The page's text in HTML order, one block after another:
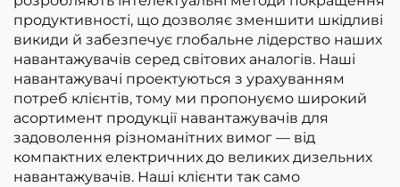
продуктивності, що дозволяє зменшити шкідливі
викиди й забезпечує глобальне лідерство наших
навантажувачів серед світових аналогів. Наші
навантажувачі проектуються з урахуванням
потреб клієнтів, тому ми пропонуємо широкий
асортимент продукції навантажувачів для
задоволення різноманітних вимог — від
компактних електричних до великих дизельних
навантажувачів. Наші клієнти так само